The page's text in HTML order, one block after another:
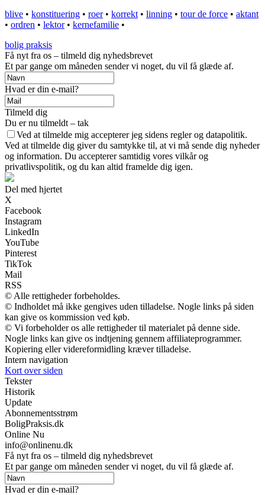
blive • konstituering • roer• korrekt • linning • tour de force • aktant
• ordren • lektor• kernefamilie •
bolig praksis
Få nyt fra os – tilmeld dig nyhedsbrevet
Et par gange om måneden sender vi noget, du vil få glæde af.
Hvad er din e-mail?
Tilmeld dig
Du er nu tilmeldt – tak
Ved at tilmelde mig accepterer jeg sidens regler og datapolitik.
Ved at tilmelde dig giver du samtykke til, at vi må sende dig nyheder
og information. Du accepterer samtidig vores vilkår og
privatlivspolitik, og du kan altid framelde dig igen.
Del med hjertet
X
Facebook
Instagram
LinkedIn
YouTube
Pinterest
TikTok
Mail
RSS
© Alle rettigheder forbeholdes.
© Indholdet må ikke gengives uden tilladelse. Nogle links på siden
kan give os kommission ved køb.
© Vi forbeholder os alle rettigheder til materialet på denne side.
Nogle links kan give os indtjening gennem affiliateprogrammer.
Kopiering eller videreformidling kræver tilladelse.
Intern navigation
Kort over siden
Tekster
Historik
Update
Abonnementsstrøm
BoligPraksis.dk
Online Nu
info@onlinenu.dk
Få nyt fra os – tilmeld dig nyhedsbrevet
Et par gange om måneden sender vi noget, du vil få glæde af.
Hvad er din e-mail?